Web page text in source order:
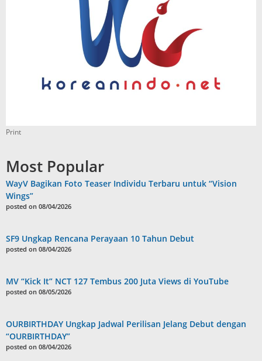
Print
Most Popular
WayV Bagikan Foto Teaser Individu Terbaru untuk “Vision
Wings”
posted on 08/04/2026
SF9 Ungkap Rencana Perayaan 10 Tahun Debut
posted on 08/04/2026
MV “Kick It” NCT 127 Tembus 200 Juta Views di YouTube
posted on 08/05/2026
OURBIRTHDAY Ungkap Jadwal Perilisan Jelang Debut dengan
“OURBIRTHDAY”
posted on 08/04/2026